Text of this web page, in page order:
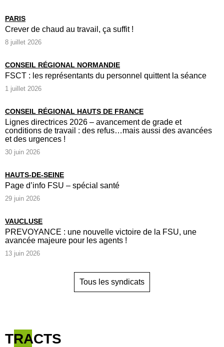
PARIS
Crever de chaud au travail, ça suffit !
8 juillet 2026
CONSEIL RÉGIONAL NORMANDIE
FSCT : les représentants du personnel quittent la séance
1 juillet 2026
CONSEIL RÉGIONAL HAUTS DE FRANCE
Lignes directrices 2026 – avancement de grade et
conditions de travail : des refus…mais aussi des avancées
et des urgences !
30 juin 2026
HAUTS-DE-SEINE
Page d’info FSU – spécial santé
29 juin 2026
VAUCLUSE
PREVOYANCE : une nouvelle victoire de la FSU, une
avancée majeure pour les agents !
13 juin 2026
Tous les syndicats
TRACTS